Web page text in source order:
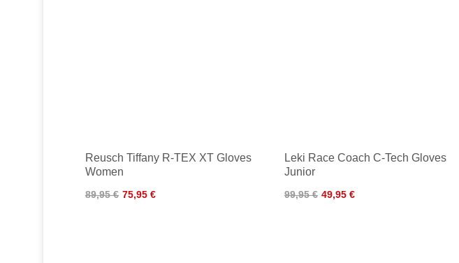
Reusch Tiffany R-TEX XT Gloves
Women
89,95 € 75,95 €
Leki Race Coach C-Tech Gloves
Junior
99,95 € 49,95 €